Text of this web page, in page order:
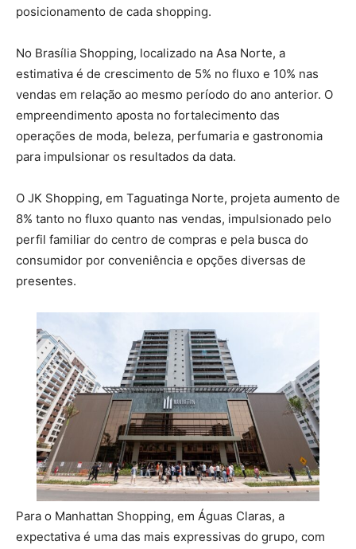
posicionamento de cada shopping.
No Brasília Shopping, localizado na Asa Norte, a
estimativa é de crescimento de 5% no fluxo e 10% nas
vendas em relação ao mesmo período do ano anterior. O
empreendimento aposta no fortalecimento das
operações de moda, beleza, perfumaria e gastronomia
para impulsionar os resultados da data.
O JK Shopping, em Taguatinga Norte, projeta aumento de
8% tanto no fluxo quanto nas vendas, impulsionado pelo
perfil familiar do centro de compras e pela busca do
consumidor por conveniência e opções diversas de
presentes.
Para o Manhattan Shopping, em Águas Claras, a
expectativa é uma das mais expressivas do grupo, com